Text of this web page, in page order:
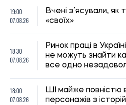
19:00
07.08.26
Вчені з’ясували, як
«своїх»
18:30
07.08.26
Ринок праці в
не можуть знайти
все одно
18:00
07.08.26
ШІ майже повністю
персонажів з